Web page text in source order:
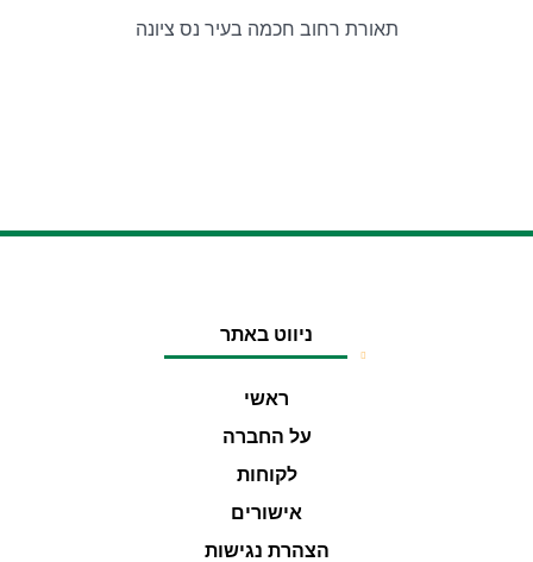
תאורת רחוב חכמה בעיר נס ציונה
ניווט באתר
ראשי
על החברה
לקוחות
אישורים
הצהרת נגישות